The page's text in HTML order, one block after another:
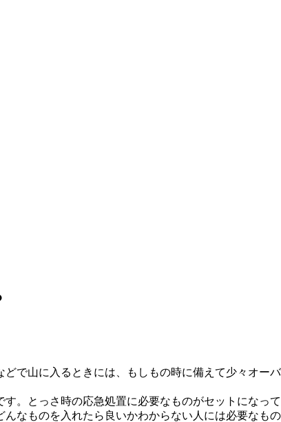
で山に入るときには、もしもの時に備えて少々オー
。とっさ時の応急処置に必要なものがセットになっ
なものを入れたら良いかわからない人には必要なも